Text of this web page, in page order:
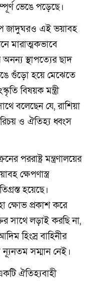
ভেঙে পড়েছে।
জাদুঘরও এই ভয়াবহ
মারাত্মকভাবে
স্থাপত্যের ছাদ
গুঁড়ো হয়ে মেঝেতে
বিষয়ক মন্ত্রী
বলেছেন যে, রাশিয়া
ও ঐতিহ্য ধ্বংস
পররাষ্ট্র মন্ত্রণালয়ের
ক্ষেপণাস্ত্র
হয়েছে।
ক্ষোভ প্রকাশ করে
সাথে লড়াই করছি না,
হিংস্র বাহিনীর
সম্মান নেই।
ঐতিহ্যবাহী